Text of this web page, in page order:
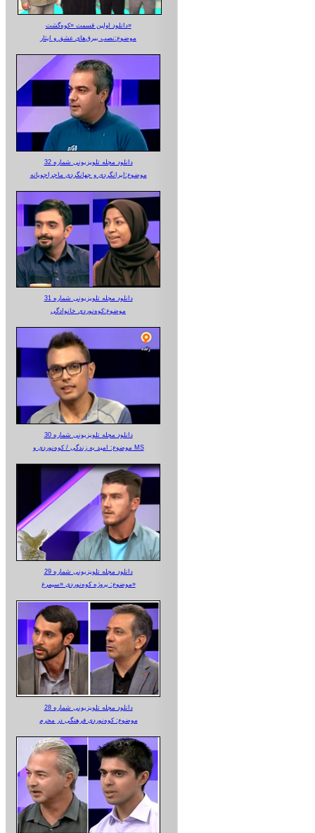
دانلود اولین قسمت «کوه‌گشت»
موضوع:نصب بیرق‌های عشق و ایثار
دانلود مجله تلویزیونی شماره 32
موضوع:ایرانگردی و جهانگردی ماجراجویانه
دانلود مجله تلویزیونی شماره 31
موضوع:کوه‌نوردی خانوادگی
دانلود مجله تلویزیونی شماره 30
موضوع: امید به زندگی / کوه‌نوردی و MS
دانلود مجله تلویزیونی شماره 29
موضوع: پروژه کوه‌نوردی «سیمرغ»
دانلود مجله تلویزیونی شماره 28
موضوع: کوه‌نوردی فرهنگی در محرم